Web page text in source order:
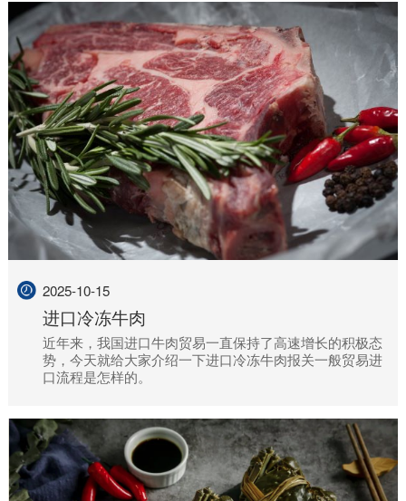
2025-10-15
进口冷冻牛肉
近年来，我国进口牛肉贸易一直保持了高速增长的积极态
势，今天就给大家介绍一下进口冷冻牛肉报关一般贸易进
口流程是怎样的。